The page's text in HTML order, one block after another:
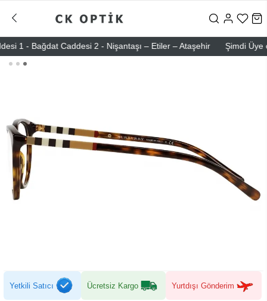
1 - Bağdat Caddesi 2 - Nişantaşı – Etiler – Ataşehir Şimdi Üye ol !
Yetkili Satıcı Ücretsiz Kargo Yurtdışı Gönderim